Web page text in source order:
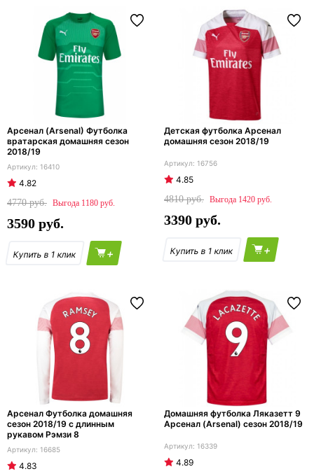
Арсенал (Arsenal) Футболка
вратарская домашняя сезон
2018/19
16410
4.82
4770
1180
3590
+
Детская футболка Арсенал
домашняя сезон 2018/19
16756
4.85
4810
1420
3390
+
Арсенал Футболка домашняя
сезон 2018/19 с длинным
рукавом Рэмзи 8
16685
4.83
Домашняя футболка Ляказетт 9
Арсенал (Arsenal) сезон 2018/19
16339
4.89